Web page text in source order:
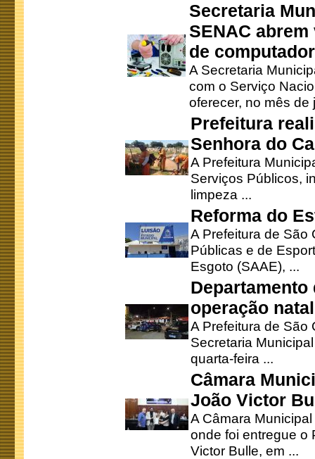
Secretaria
SENAC
de
A Secretaria
com o Serviço
oferecer, no mês de
Prefeitura
Senhora do
A Prefeitura
Serviços Públicos,
limpeza ...
Reforma do
A Prefeitura de São
Públicas e de
Esgoto (SAAE), ...
operação
A Prefeitura de São
Secretaria
quarta-feira ...
Câmara
João Victor
A Câmara
onde foi entregue o
Victor Bulle, em ...